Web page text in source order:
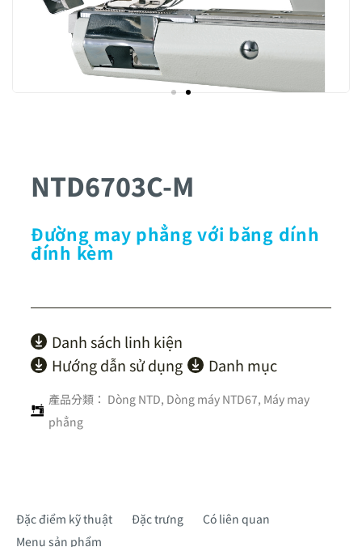
NTD6703C-M
Đường may phẳng với băng dính
đính kèm
Danh sách linh kiện
Hướng dẫn sử dụng
Danh mục
產品分類： Dòng NTD, Dòng máy NTD67, Máy may
phẳng
Đặc điểm kỹ thuật Đặc trưng
Có liên quan
Menu sản phẩm